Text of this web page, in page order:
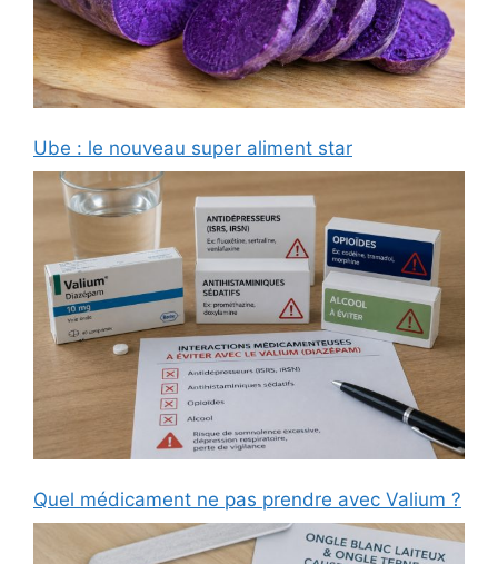
Ube : le nouveau super aliment star
Quel médicament ne pas prendre avec Valium ?